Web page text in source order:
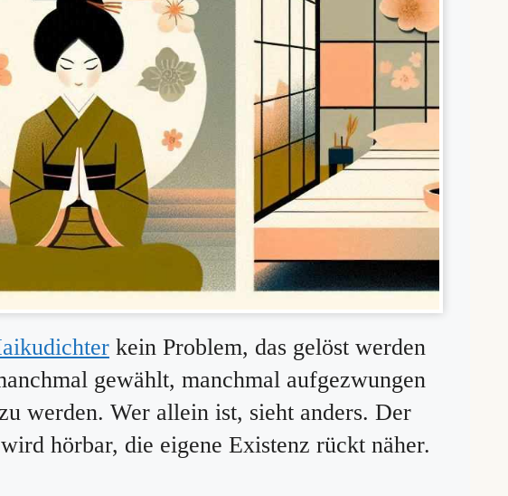
kein Problem, das gelöst werden
gewählt, manchmal aufgezwungen
werden. Wer allein ist, sieht anders. Der
hörbar, die eigene Existenz rückt näher.